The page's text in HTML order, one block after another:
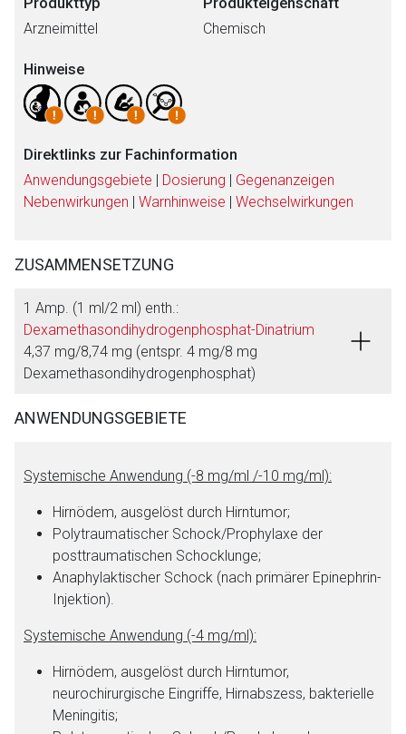
Arzneimittel Chemisch
Hinweise
Direktlinks zur Fachinformation
Anwendungsgebiete | Dosierung | Gegenanzeigen
Nebenwirkungen | Warnhinweise | Wechselwirkungen
ZUSAMMENSETZUNG
1 Amp. (1 ml/2 ml) enth.:
Dexamethasondihydrogenphosphat-Dinatrium
4,37 mg/8,74 mg (entspr. 4 mg/8 mg
Dexamethasondihydrogenphosphat)
ANWENDUNGSGEBIETE
Systemische Anwendung (-8 mg/ml /-10 mg/ml):
Hirnödem, ausgelöst durch Hirntumor;
Polytraumatischer Schock/Prophylaxe der
posttraumatischen Schocklunge;
Anaphylaktischer Schock (nach primärer Epinephrin-
Injektion).
Systemische Anwendung (-4 mg/ml):
Hirnödem, ausgelöst durch Hirntumor,
neurochirurgische Eingriffe, Hirnabszess, bakterielle
Meningitis;